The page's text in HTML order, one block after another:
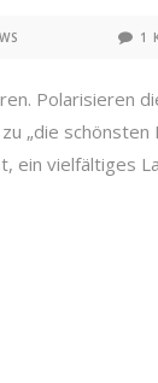
1
Polarisieren
„die schönsten
ein vielfältiges